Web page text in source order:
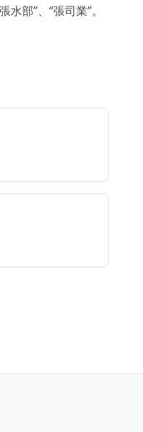
部”、“張司業”。